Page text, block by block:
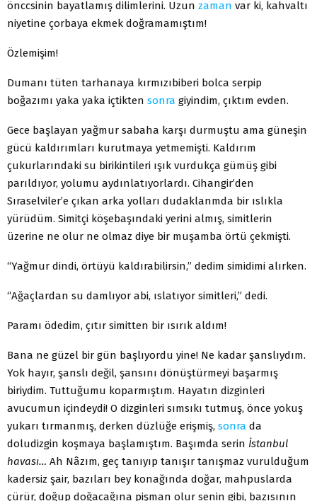
önccsinin bayatlamış dilimlerini. Uzun zaman var ki, kahvaltı
niyetine çorbaya ekmek doğramamıştım!
Özlemişim!
Dumanı tüten tarhanaya kırmızıbiberi bolca serpip
boğazımı yaka yaka içtikten sonra giyindim, çıktım evden.
Gece başlayan yağmur sabaha karşı durmuştu ama güneşin
gücü kaldırımları kurutmaya yetmemişti. Kaldırım
çukurlarındaki su birikintileri ışık vurdukça gümüş gibi
parıldıyor, yolumu aydınlatıyorlardı. Cihangir’den
Sıraselviler’e çıkan arka yolları dudaklanmda bir ıslıkla
yürüdüm. Simitçi köşebaşındaki yerini almış, simitlerin
üzerine ne olur ne olmaz diye bir muşamba örtü çekmişti.
“Yağmur dindi, örtüyü kaldırabilirsin,” dedim simidimi alırken.
“Ağaçlardan su damlıyor abi, ıslatıyor simitleri,” dedi.
Paramı ödedim, çıtır simitten bir ısırık aldım!
Bana ne güzel bir gün başlıyordu yine! Ne kadar şanslıydım.
Yok hayır, şanslı değil, şansını dönüştürmeyi başarmış
biriydim. Tuttuğumu koparmıştım. Hayatın dizginleri
avucumun içindeydi! O dizginleri sımsıkı tutmuş, önce yokuş
yukarı tırmanmış, derken düzlüğe erişmiş, sonra da
doludizgin koşmaya başlamıştım. Başımda serin İstanbul
havası… Ah Nâzım, geç tanıyıp tanışır tanışmaz vurulduğum
kadersiz şair, bazıları bey konağında doğar, mahpuslarda
çürür, doğup doğacağına pişman olur senin gibi, bazısının